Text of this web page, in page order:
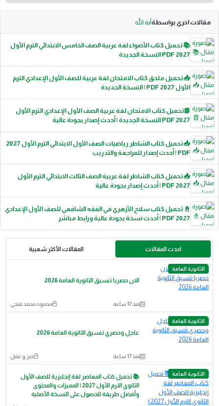
مقالات اخري بواسطةآية الله
📚 تحميل كتاب الأضواء لغة عربية الصف الخامس الابتدائي الترم الأول
2027 PDF النسخة الجديدة
📥 تحميل ملحق كتاب الامتحان لغة عربية للصف الأول الإعدادي الترم
الأول 2027 PDF | النسخة الجديدة
📗تحميل كتاب الامتحان لغة عربية الصف الأول الإعدادي الترم الأول
2027 PDF النسخة الجديدة | أحدث إصدار بجودة عالية
📥 تحميل كتاب الشاطر رياضيات الصف الأول الابتدائي الترم الأول 2027
PDF | أحدث إصدار للمراجعة والتدريب
📥 تحميل كتاب الشاطر لغة عربية الصف الثالث الابتدائي الترم الأول
2027 PDF | أحدث إصدار بجودة عالية
📓 تحميل كتاب سلاح الأزهري في الفقه الشافعي للصف الأول الإعدادي
2027 PDF | أحدث نسخة بجودة عالية ورابط مباشر
احدث المقالات المقالات الأكثر شعبية
الثانوية العامة
الان حصريا تنسيق الثانوية العامة 2026
منذ 17 ساعة محمود محمد فتحي
الثانوية العامة
عاجل وحصري تنسيق الثانوية العامة 2026
منذ 17 ساعة حبر و عقل
الثانوية العامة
📚 تحميل كتاب المعاصر لغة إنجليزية للصف الأول
الثانوي الترم الأول 2027 | المميزات والمحتوى
وأفضل طريقة للحصول على النسخة الأصلية